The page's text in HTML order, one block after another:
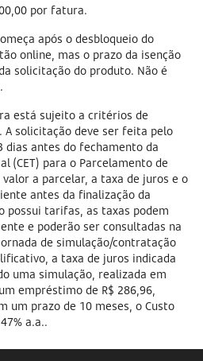
por fatura.
após o desbloqueio do
online, mas o prazo da isenção
solicitação do produto. Não é
está sujeito a critérios de
A solicitação deve ser feita pelo
antes do fechamento da
(CET) para o Parcelamento de
a parcelar, a taxa de juros e o
antes da finalização da
possui tarifas, as taxas podem
e poderão ser consultadas na
de simulação/contratação
a taxa de juros indicada
uma simulação, realizada em
empréstimo de R$ 286,96,
um prazo de 10 meses, o Custo
a.a..